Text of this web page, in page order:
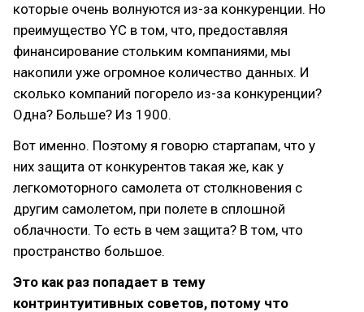
которые очень волнуются из-за конкуренции. Но
преимущество YC в том, что, предоставляя
финансирование стольким компаниями, мы
накопили уже огромное количество данных. И
сколько компаний погорело из-за конкуренции?
Одна? Больше? Из 1900.
Вот именно. Поэтому я говорю стартапам, что у
них защита от конкурентов такая же, как у
легкомоторного самолета от столкновения с
другим самолетом, при полете в сплошной
облачности. То есть в чем защита? В том, что
пространство большое.
Это как раз попадает в тему
контринтуитивных советов, потому что